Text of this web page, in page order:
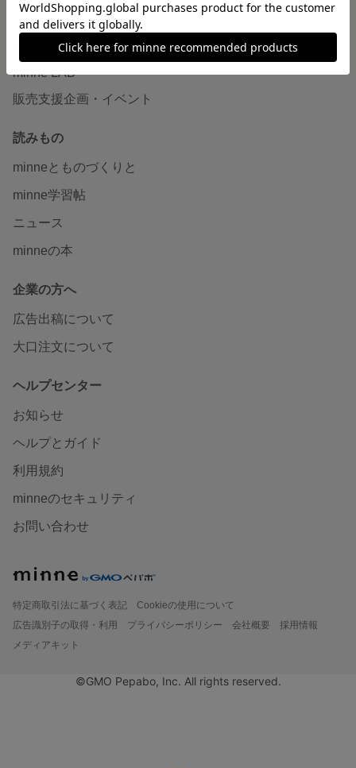
ダウンロード販売
minne PLUS
minne LAB
販売支援企画・イベント
読みもの
minneとものづくりと
minne学習帖
ニュース
minneの本
企業の方へ
広告出稿について
大口注文について
ヘルプセンター
お知らせ
ヘルプとガイド
利用規約
minneのセキュリティ
お問い合わせ
特定商取引法に基づく表記
Cookieの使用について
広告識別子の取得・利用
プライバシーポリシー 会社概要
採用情報
メディアキット
©GMO Pepabo, Inc. All rights reserved.